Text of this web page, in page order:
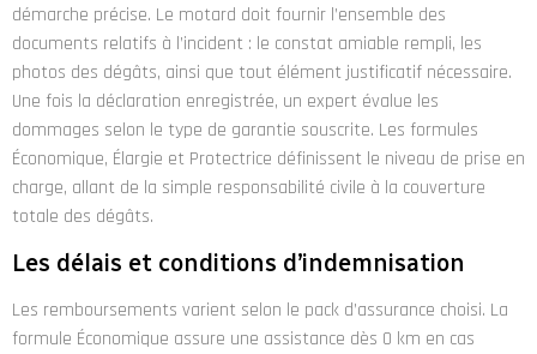
démarche précise. Le motard doit fournir l’ensemble des
documents relatifs à l’incident : le constat amiable rempli, les
photos des dégâts, ainsi que tout élément justificatif nécessaire.
Une fois la déclaration enregistrée, un expert évalue les
dommages selon le type de garantie souscrite. Les formules
Économique, Élargie et Protectrice définissent le niveau de prise en
charge, allant de la simple responsabilité civile à la couverture
totale des dégâts.
Les délais et conditions d’indemnisation
Les remboursements varient selon le pack d’assurance choisi. La
formule Économique assure une assistance dès 0 km en cas